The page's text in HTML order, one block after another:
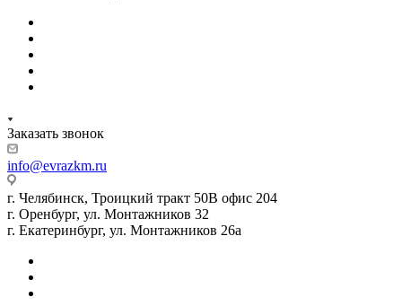
Заказать звонок
info@evrazkm.ru
г. Челябинск, Троицкий тракт 50В офис 204
г. Оренбург, ул. Монтажников 32
г. Екатеринбург, ул. Монтажников 26а